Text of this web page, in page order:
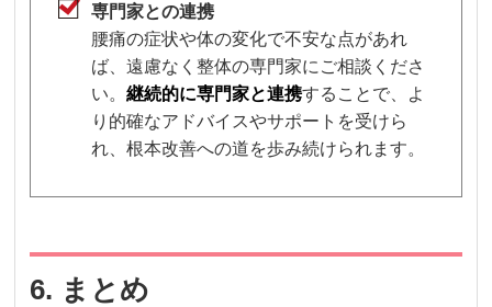
専門家との連携
腰痛の症状や体の変化で不安な点があれ
ば、遠慮なく整体の専門家にご相談くださ
い。継続的に専門家と連携することで、よ
り的確なアドバイスやサポートを受けら
れ、根本改善への道を歩み続けられます。
6. まとめ